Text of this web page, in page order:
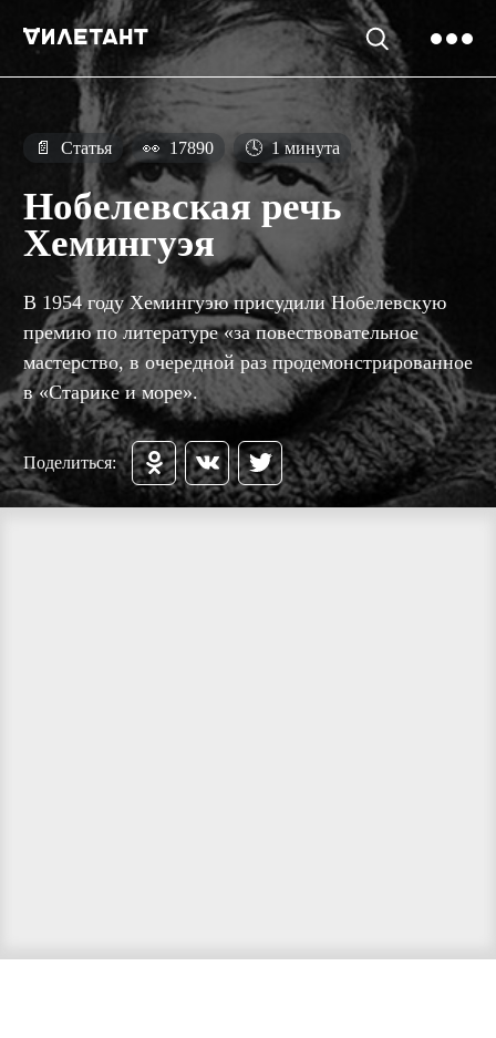
📄 Статья 👀 17890 🕓 1 минута
Нобелевская речь
Хемингуэя
В 1954 году Хемингуэю присудили Нобелевскую
премию по литературе «за повествовательное
мастерство, в очередной раз продемонстрированное
в «Старике и море».
Поделиться: